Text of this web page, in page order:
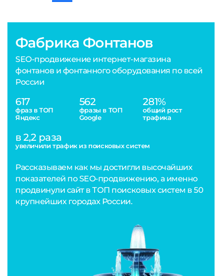
Фабрика Фонтанов
SEO-продвижение интернет-магазина
фонтанов и фонтанного оборудования по всей
России
617
фраз в ТОП
Яндекс
562
фразы в ТОП
Google
281%
общий рост
трафика
в 2,2 раза
увеличили трафик из поисковых систем
Рассказываем как мы достигли высочайших
показателей по SEO-продвижению, а именно
продвинули сайт в ТОП поисковых систем в 50
крупнейших городах России.